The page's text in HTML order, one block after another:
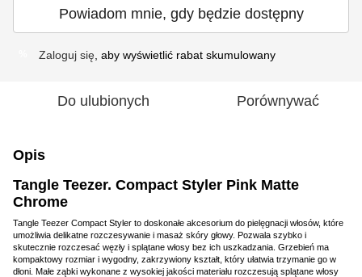
Powiadom mnie, gdy będzie dostępny
Zaloguj się , aby wyświetlić rabat skumulowany
Do ulubionych Porównywać
Opis
Tangle Teezer. Compact Styler Pink Matte
Chrome
Tangle Teezer Compact Styler to doskonałe akcesorium do pielęgnacji włosów, które
umożliwia delikatne rozczesywanie i masaż skóry głowy. Pozwala szybko i
skutecznie rozczesać węzły i splątane włosy bez ich uszkadzania. Grzebień ma
kompaktowy rozmiar i wygodny, zakrzywiony kształt, który ułatwia trzymanie go w
dłoni. Małe ząbki wykonane z wysokiej jakości materiału rozczesują splątane włosy